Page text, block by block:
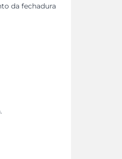
da fechadura